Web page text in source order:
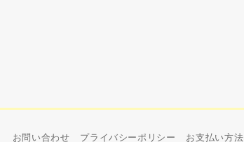
お問い合わせ プライバシーポリシー お支払い方法